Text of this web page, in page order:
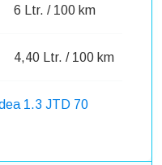
6 Ltr. / 100 km
4,40 Ltr. / 100 km
1.3 JTD 70